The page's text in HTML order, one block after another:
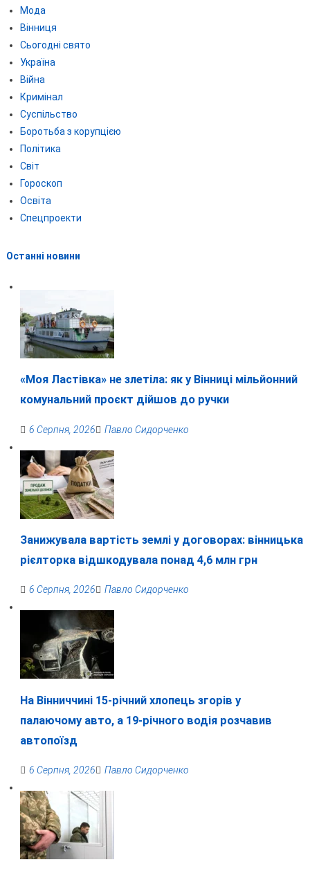
Мода
Вінниця
Сьогодні свято
Україна
Війна
Кримінал
Суспільство
Боротьба з корупцією
Політика
Світ
Гороскоп
Освіта
Спецпроекти
Останні новини
«Моя Ластівка» не злетіла: як у Вінниці мільйонний
комунальний проєкт дійшов до ручки
6 Серпня, 2026 Павло Сидорченко
Занижувала вартість землі у договорах: вінницька
рієлторка відшкодувала понад 4,6 млн грн
6 Серпня, 2026 Павло Сидорченко
На Вінниччині 15-річний хлопець згорів у
палаючому авто, а 19-річного водія розчавив
автопоїзд
6 Серпня, 2026 Павло Сидорченко